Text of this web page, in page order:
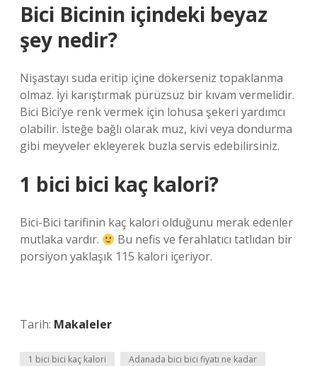
Bici Bicinin içindeki beyaz
şey nedir?
Nişastayı suda eritip içine dökerseniz topaklanma
olmaz. İyi karıştırmak pürüzsüz bir kıvam vermelidir.
Bici Bici’ye renk vermek için lohusa şekeri yardımcı
olabilir. İsteğe bağlı olarak muz, kivi veya dondurma
gibi meyveler ekleyerek buzla servis edebilirsiniz.
1 bici bici kaç kalori?
Bici-Bici tarifinin kaç kalori olduğunu merak edenler
mutlaka vardır.
Bu nefis ve ferahlatıcı tatlıdan bir
porsiyon yaklaşık 115 kalori içeriyor.
Tarih: Makaleler
1 bici bici kaç kalori Adanada bici bici fiyatı ne kadar